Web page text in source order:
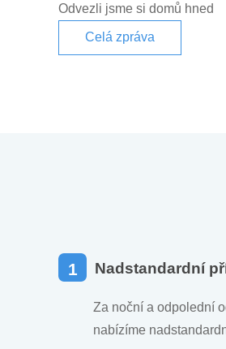
Odvezli jsme si domů hned
Celá zpráva
1 Nadstandardní
Za noční a odpolední
nabízíme